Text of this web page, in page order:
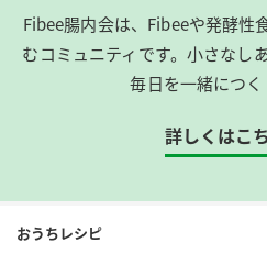
Fibee腸内会は、​Fibeeや発酵性
むコミュニティです。​小さなし
毎日を一緒につく
詳しくはこ
おうちレシピ